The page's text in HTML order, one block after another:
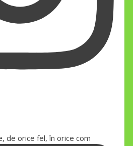
de orice fel, în orice com